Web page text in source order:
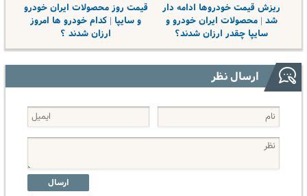
ریزش قیمت خودروها ادامه دار
شد | محصولات ایران خودرو و
سایپا چقدر ارزان شدند؟
قیمت روز محصولات ایران خودرو
و سایپا | کدام خودرو ها امروز
ارزان شدند ؟
ارسال نظر
ارسال